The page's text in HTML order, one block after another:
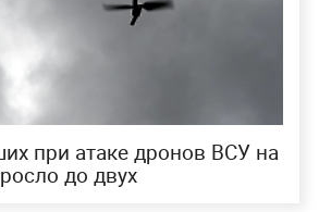
при атаке дронов ВСУ на
до двух